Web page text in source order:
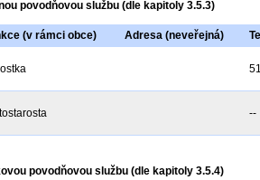
povodňovou službu (dle kapitoly 3.5.3)
(v rámci obce) Adresa (neveřejná)
--
povodňovou službu (dle kapitoly 3.5.4)